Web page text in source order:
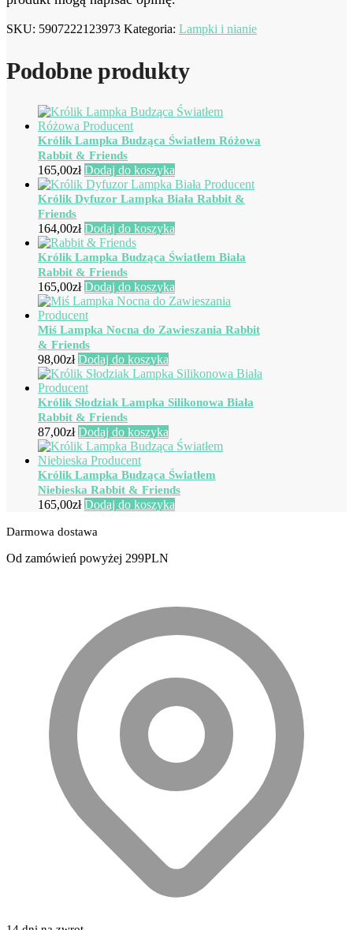
SKU: 5907222123973 Kategoria: Lampki i nianie
Podobne produkty
Królik Lampka Budząca Światłem Różowa
Rabbit & Friends
165,00zł Dodaj do koszyka
Królik Dyfuzor Lampka Biała Rabbit &
Friends
164,00zł Dodaj do koszyka
Królik Lampka Budząca Światłem Biała
Rabbit & Friends
165,00zł Dodaj do koszyka
Miś Lampka Nocna do Zawieszania Rabbit
& Friends
98,00zł Dodaj do koszyka
Królik Słodziak Lampka Silikonowa Biała
Rabbit & Friends
87,00zł Dodaj do koszyka
Królik Lampka Budząca Światłem
Niebieska Rabbit & Friends
165,00zł Dodaj do koszyka
Darmowa dostawa
Od zamówień powyżej 299PLN